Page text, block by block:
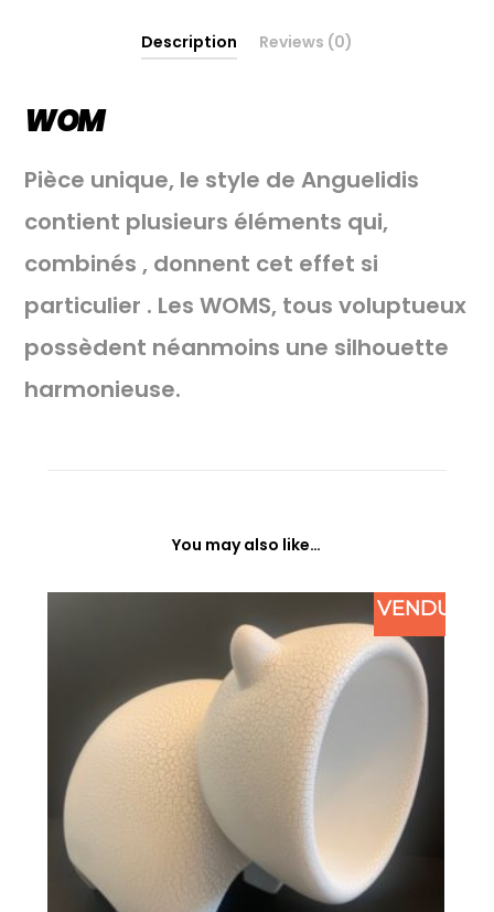
Description Reviews (0)
WOM
Pièce unique, le style de Anguelidis
contient plusieurs éléments qui,
combinés , donnent cet effet si
particulier . Les WOMS, tous voluptueux
possèdent néanmoins une silhouette
harmonieuse.
You may also like…
VENDU